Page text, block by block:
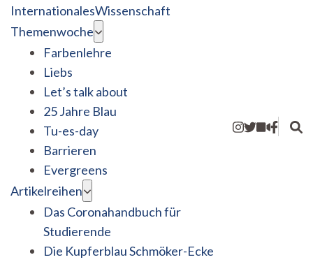
InternationalesWissenschaft
Themenwoche
Farbenlehre
Liebs
Let’s talk about
25 Jahre Blau
Tu-es-day
Barrieren
Evergreens
Artikelreihen
Das Coronahandbuch für
Studierende
Die Kupferblau Schmöker-Ecke